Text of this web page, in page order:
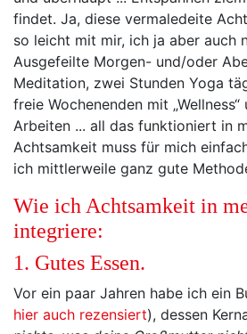
findet. Ja, diese vermaledeite
so leicht mit mir, ich ja aber auch
Ausgefeilte Morgen- und/oder
Meditation, zwei Stunden Yoga
freie Wochenenden mit
Arbeiten ... all das funktioniert in
Achtsamkeit muss für mich
ich mittlerweile ganz gute
Wie ich Achtsamkeit in
integriere:
1. Gutes Essen.
Vor ein paar Jahren habe ich ein
hier auch rezensiert), dessen